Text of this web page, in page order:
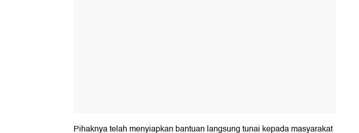
Pihaknya telah menyiapkan bantuan langsung tunai kepada masyarakat